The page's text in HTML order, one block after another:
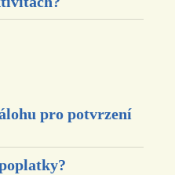
pro potvrzení